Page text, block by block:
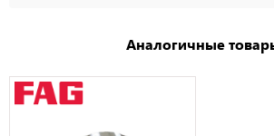
Аналогичные